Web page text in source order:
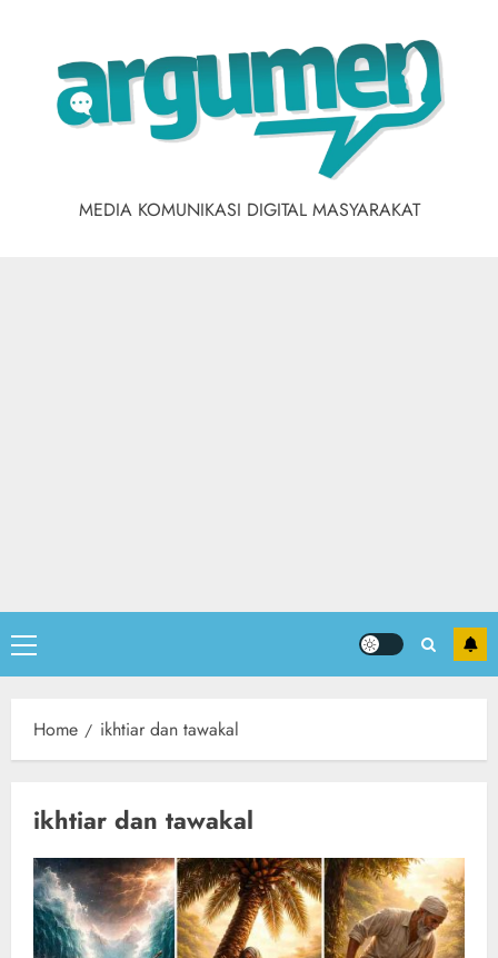
MEDIA KOMUNIKASI DIGITAL MASYARAKAT
Primary
Menu
Home ikhtiar dan tawakal
ikhtiar dan tawakal